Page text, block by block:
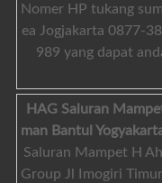
Nomer HP tukang
ea Jogjakarta 0877-
989 yang dapat
HAG Saluran
man Bantul
Saluran Mampet H
Group Jl Imogiri Timur